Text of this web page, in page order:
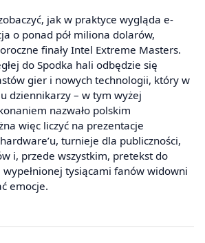
jak w praktyce wygląda e-
o ponad pół miliona dolarów,
finały Intel Extreme Masters.
do Spodka hali odbędzie się
gier i nowych technologii, który w
dziennikarzy – w tym wyżej
nazwało polskim
więc liczyć na prezentacje
turnieje dla publiczności,
i, przede wszystkim, pretekst do
wypełnionej tysiącami fanów widowni
emocje.